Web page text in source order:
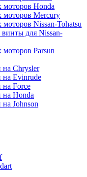
Honda
Mercury
Nissan-Tohatsu
для Nissan-
Parsun
на Chrysler
на Evinrude
на Force
на Honda
Johnson